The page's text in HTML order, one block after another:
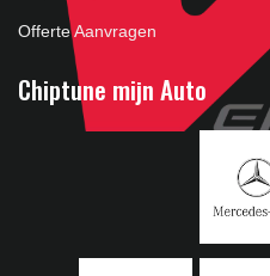
Offerte Aanvragen
Chiptune mijn Auto